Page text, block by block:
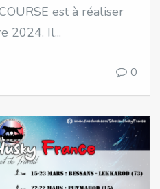
est à réaliser
2024. Il...
0